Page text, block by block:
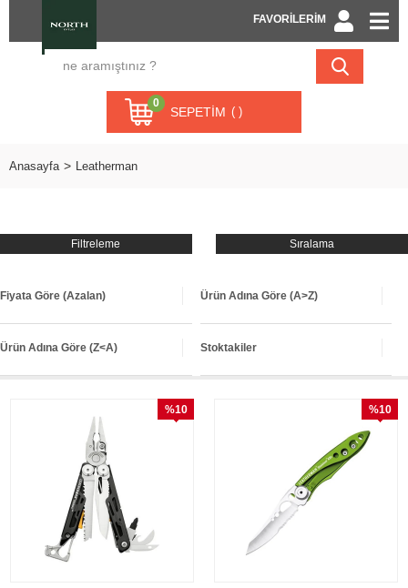
FAVORİLERİM
SEPETIM
0
Anasayfa Leatherman
Filtreleme Sıralama
Fiyata Göre (Azalan) Ürün Adına Göre (A>Z)
Ürün Adına Göre (Z<A) Stoktakiler
%10
%10
İndirim